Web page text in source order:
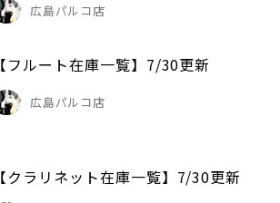
広島パルコ店
【フルート在庫一覧】7/30更新
広島パルコ店
【クラリネット在庫一覧】7/30更新